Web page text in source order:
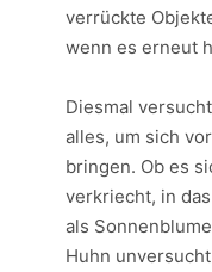
verrückte
wenn es erneut
Diesmal
alles, um sich
bringen. Ob es
verkriecht, in
als
Huhn